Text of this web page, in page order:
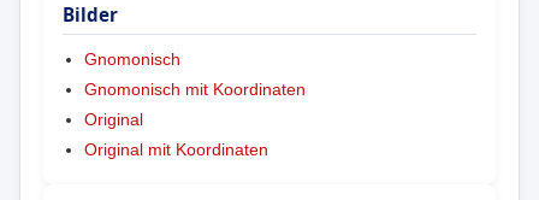
Bilder
Gnomonisch
Gnomonisch mit Koordinaten
Original
Original mit Koordinaten